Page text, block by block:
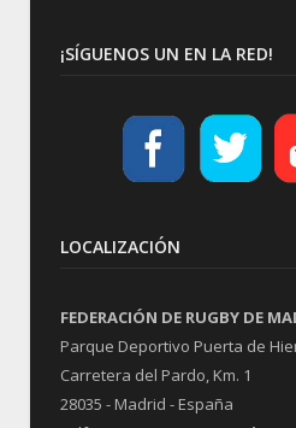
¡SÍGUENOS UN EN LA RED!
LOCALIZACIÓN
FEDERACIÓN DE RUGBY DE
Parque Deportivo Puerta de
Carretera del Pardo, Km. 1
28035 - Madrid - España